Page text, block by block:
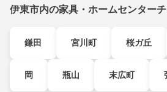
伊東市内の家具・ホームセンター
鎌田 宮川町 桜ガ丘
岡 瓶山 末広町